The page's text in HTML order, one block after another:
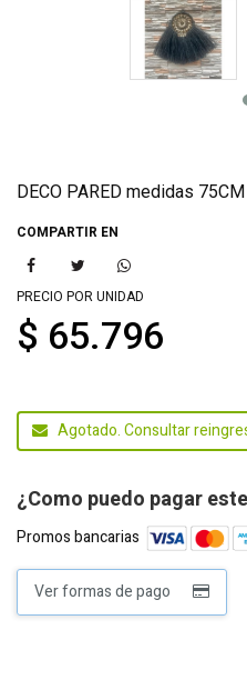
DECO PARED medidas 75CM
COMPARTIR EN
PRECIO POR UNIDAD
$ 65.796
Agotado. Consultar
¿Como puedo pagar
Promos bancarias
Ver formas de pago